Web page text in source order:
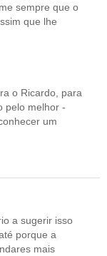
sempre que o
que lhe
o Ricardo, para
pelo melhor -
um
a sugerir isso
porque a
mais